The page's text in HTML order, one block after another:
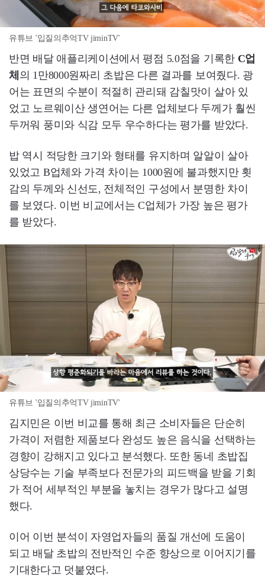
유튜브 '입질의추억TV jiminTV'
반면 배달 애플리케이션에서 평점 5.0점을 기록한 C업
체 의 1만8000원짜리 초밥은 다른 결과를 보여줬다. 광
어는 표면의 수분이 적절히 관리돼 감칠맛이 살아 있
었고 노르웨이산 생연어는 다른 업체보다 두께가 훨씬
두꺼워 풍미와 식감 모두 우수하다는 평가를 받았다.
밥 역시 적당한 크기와 형태를 유지하며 알알이 살아
있었고 B업체와 가격 차이는 1000원에 불과했지만 횟
감의 두께와 신선도, 전체적인 구성에서 분명한 차이
를 보였다. 이번 비교에서는 C업체가 가장 높은 평가
를 받았다.
유튜브 '입질의추억TV jiminTV'
김지민은 이번 비교를 통해 최근 소비자들은 단순히
가격이 저렴한 제품보다 완성도 높은 음식을 선택하는
경향이 강해지고 있다고 분석했다. 또한 동네 초밥집
상당수는 기술 부족보다 전문가의 피드백을 받을 기회
가 적어 세부적인 부분을 놓치는 경우가 많다고 설명
했다.
이어 이번 분석이 자영업자들의 품질 개선에 도움이
되고 배달 초밥의 전반적인 수준 향상으로 이어지기를
기대한다고 덧붙였다.